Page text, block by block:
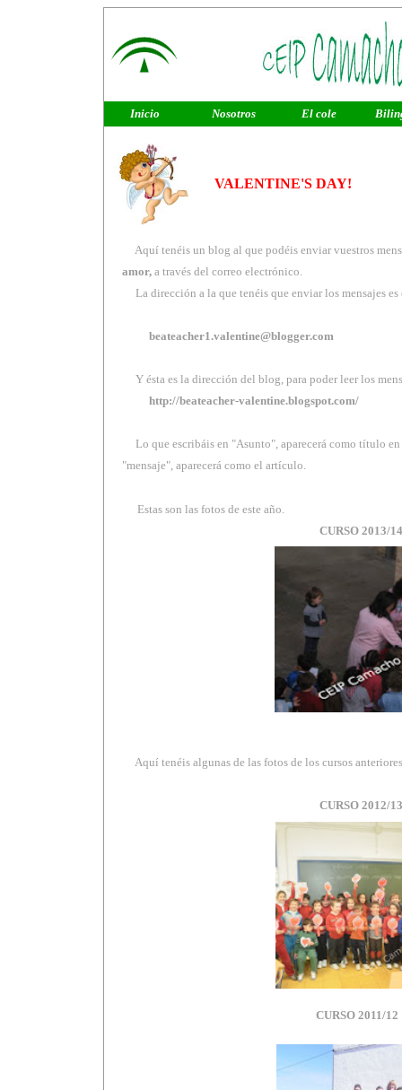
Inicio Nosotros El cole
VALENTINE'S DAY!
Aquí tenéis un blog al que podéis enviar vuestros
amor, a través del correo electrónico.
La dirección a la que tenéis que enviar los mensajes es
beateacher1.valentine@blogger.com
Y ésta es la dirección del blog, para poder leer los
http://beateacher-valentine.blogspot.com/
Lo que escribáis en "Asunto", aparecerá como título
"mensaje", aparecerá como el artículo.
Estas son las fotos de este año.
CURSO 2013/14
Aquí tenéis algunas de las fotos de los cursos
CURSO 2012/13
CURSO 2011/12